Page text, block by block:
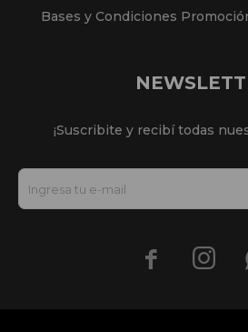
Bases y Condiciones
¡Suscribite y recibí todas
 